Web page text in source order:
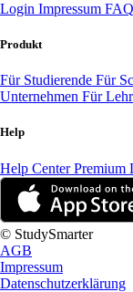
Login Impressum FAQ
Produkt
Für Studierende Für
Unternehmen Für
Help
Help CenterPremium
© StudySmarter
AGB
Impressum
Datenschutzerklärung